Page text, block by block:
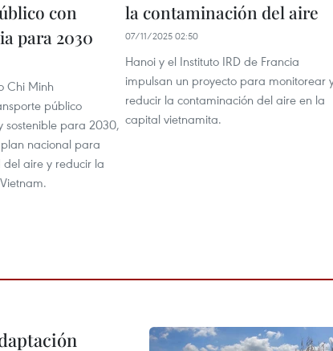
con
para 2030
Chi Minh
público
sostenible para 2030,
nacional para
aire y reducir la
la contaminación del aire
07/11/2025 02:50
Hanoi y el Instituto IRD de Francia
impulsan un proyecto para monitorear
reducir la contaminación del aire en la
capital vietnamita.